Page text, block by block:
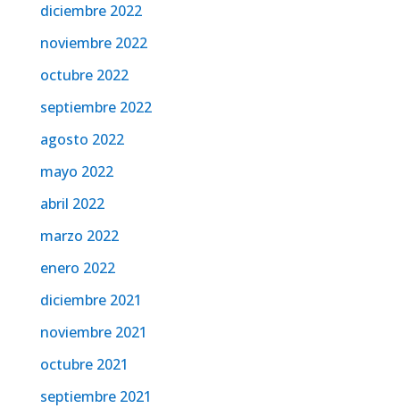
diciembre 2022
noviembre 2022
octubre 2022
septiembre 2022
agosto 2022
mayo 2022
abril 2022
marzo 2022
enero 2022
diciembre 2021
noviembre 2021
octubre 2021
septiembre 2021